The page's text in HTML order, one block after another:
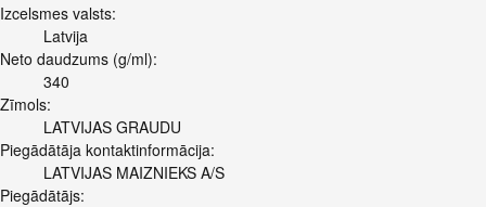
Izcelsmes valsts:
Latvija
Neto daudzums (g/ml):
340
Zīmols:
LATVIJAS GRAUDU
Piegādātāja kontaktinformācija:
LATVIJAS MAIZNIEKS A/S
Piegādātājs: